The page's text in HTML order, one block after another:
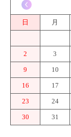
日 月
2 3
9 10
16 17
23 24
30 31